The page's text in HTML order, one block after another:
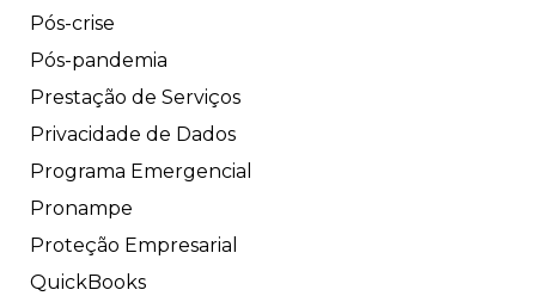
Pós-crise
Pós-pandemia
Prestação de Serviços
Privacidade de Dados
Programa Emergencial
Pronampe
Proteção Empresarial
QuickBooks